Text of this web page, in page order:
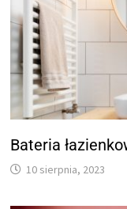
Bateria
10 sierpnia, 2023